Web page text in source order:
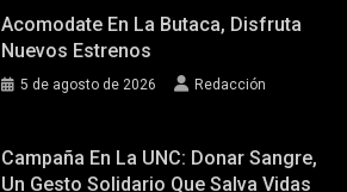
Acomodate En La Butaca, Disfruta
Nuevos Estrenos
5 de agosto de 2026 Redacción
Campaña En La UNC: Donar Sangre,
Un Gesto Solidario Que Salva Vidas